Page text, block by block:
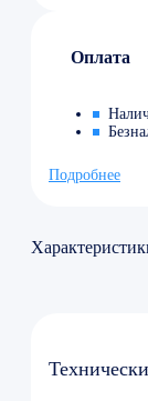
Оплата
Подробнее